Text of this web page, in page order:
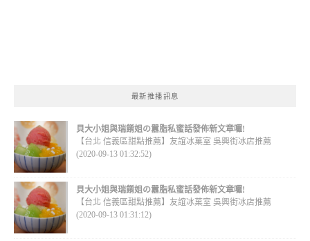
最新推播訊息
貝大小姐與瑞餚姐の囂脂私蜜話發佈新文章囉!
【台北 信義區甜點推薦】友誼冰菓室 吳興街冰店推薦
(2020-09-13 01:32:52)
貝大小姐與瑞餚姐の囂脂私蜜話發佈新文章囉!
【台北 信義區甜點推薦】友誼冰菓室 吳興街冰店推薦
(2020-09-13 01:31:12)